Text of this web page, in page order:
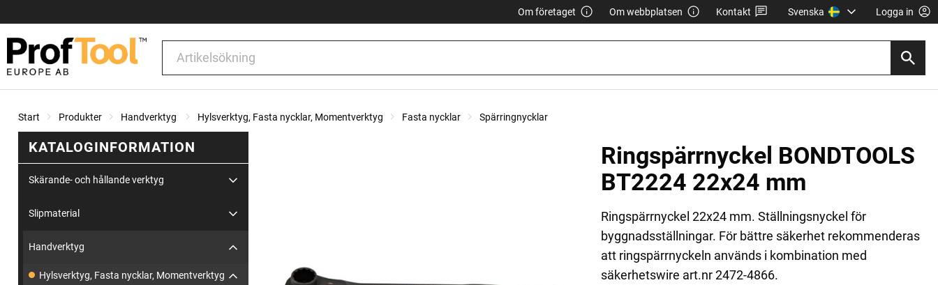
Om företaget Om webbplatsen Kontakt Svenska Logga in
Start Produkter Handverktyg Hylsverktyg, Fasta nycklar, Momentverktyg Fasta nycklar Spärringnycklar
KATALOGINFORMATION
Skärande- och hållande verktyg
Slipmaterial
Handverktyg
Hylsverktyg, Fasta nycklar, Momentverktyg
Ringspärrnyckel BONDTOOLS
BT2224 22x24 mm
Ringspärrnyckel 22x24 mm. Ställningsnyckel för
byggnadsställningar. För bättre säkerhet rekommenderas
att ringspärrnyckeln används i kombination med
säkerhetswire art.nr 2472-4866.